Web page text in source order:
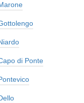
di Ponte